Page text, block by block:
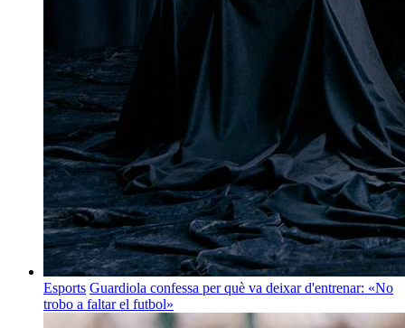
Esports Guardiola confessa per què va deixar d'entrenar: «No
trobo a faltar el futbol»